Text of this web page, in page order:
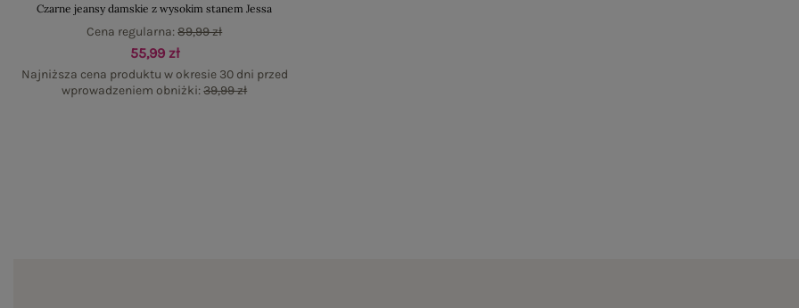
Czarne jeansy damskie z wysokim stanem Jessa
55,99 zł
Najniższa cena produktu w okresie 30 dni przed
wprowadzeniem obniżki:39,99 zł
Cena regularna:89,99 zł